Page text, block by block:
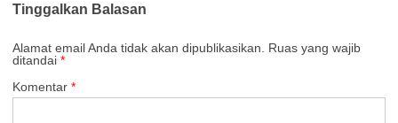
Tinggalkan Balasan
Alamat email Anda tidak akan dipublikasikan.
Ruas yang wajib
ditandai *
Komentar *